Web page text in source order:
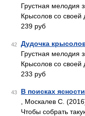
Грустная мелодия
Крысолов со своей
239 руб
42 Дудочка
Грустная мелодия
Крысолов со своей
233 руб
43
В поисках
, Москалев С.
Чтобы собрать